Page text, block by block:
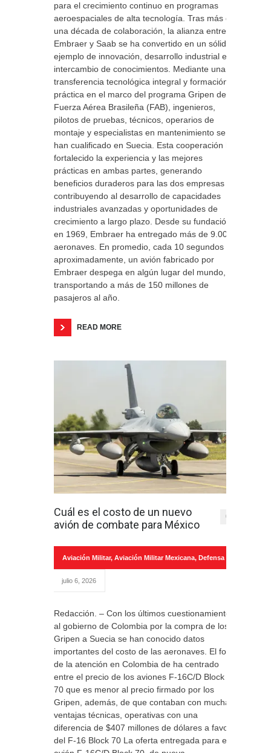
para el crecimiento continuo en programas
aeroespaciales de alta tecnología. Tras más de
una década de colaboración, la alianza entre
Embraer y Saab se ha convertido en un sólido
ejemplo de innovación, desarrollo industrial e
intercambio de conocimientos. Mediante una
transferencia tecnológica integral y formación
práctica en el marco del programa Gripen de la
Fuerza Aérea Brasileña (FAB), ingenieros,
pilotos de pruebas, técnicos, operarios de
montaje y especialistas en mantenimiento se
han cualificado en Suecia. Esta cooperación ha
fortalecido la experiencia y las mejores
prácticas en ambas partes, generando
beneficios duraderos para las dos empresas y
contribuyendo al desarrollo de capacidades
industriales avanzadas y oportunidades de
crecimiento a largo plazo. Desde su fundación
en 1969, Embraer ha entregado más de 9.000
aeronaves. En promedio, cada 10 segundos
aproximadamente, un avión fabricado por
Embraer despega en algún lugar del mundo,
transportando a más de 150 millones de
pasajeros al año.
READ MORE
Cuál es el costo de un nuevo
avión de combate para México
0
Aviación Militar, Aviación Militar Mexicana, Defensa
julio 6, 2026
Redacción. – Con los últimos cuestionamientos
al gobierno de Colombia por la compra de los
Gripen a Suecia se han conocido datos
importantes del costo de las aeronaves. El foco
de la atención en Colombia de ha centrado
entre el precio de los aviones F-16C/D Block
70 que es menor al precio firmado por los
Gripen, además, de que contaban con muchas
ventajas técnicas, operativas con una
diferencia de $407 millones de dólares a favor
del F-16 Block 70 La oferta entregada para el